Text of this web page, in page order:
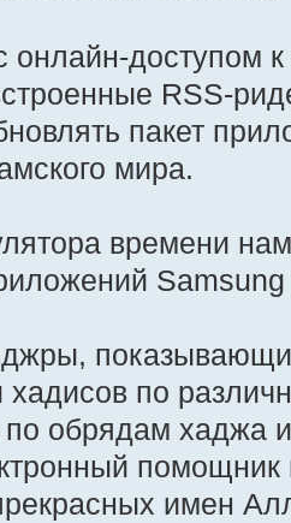
онлайн-доступом
RSS-
пакет
мира.
времени
хадисов по
по обрядам хаджа
имен